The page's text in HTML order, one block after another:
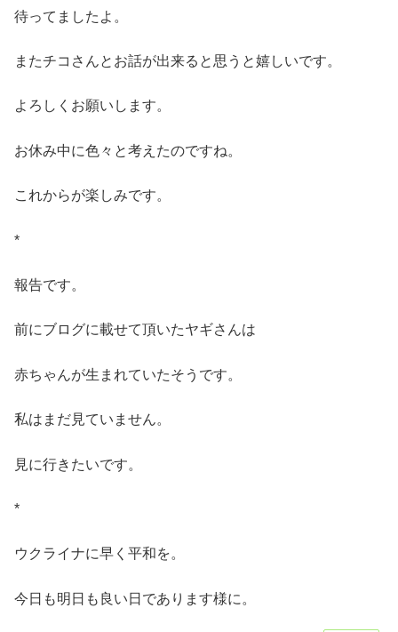
待ってましたよ。
またチコさんとお話が出来ると思うと嬉しいです。
よろしくお願いします。
お休み中に色々と考えたのですね。
これからが楽しみです。
*
報告です。
前にブログに載せて頂いたヤギさんは
赤ちゃんが生まれていたそうです。
私はまだ見ていません。
見に行きたいです。
*
ウクライナに早く平和を。
今日も明日も良い日であります様に。